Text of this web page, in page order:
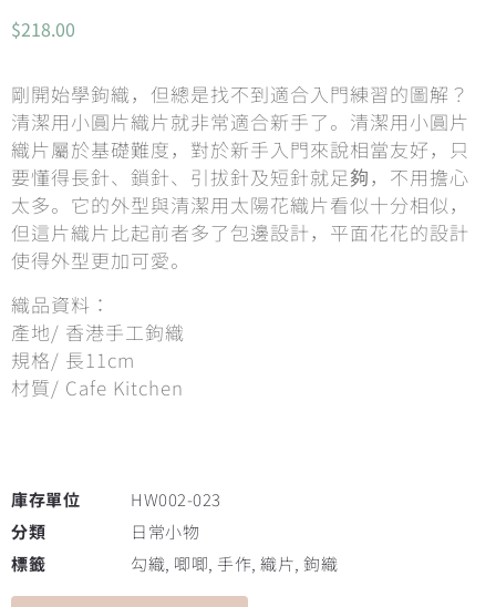
$218.00
剛開始學鉤織，但總是找不到適合入門練習的圖解？
清潔用小圓片織片就非常適合新手了。清潔用小圓片
織片屬於基礎難度，對於新手入門來說相當友好，只
要懂得長針、鎖針、引拔針及短針就足夠，不用擔心
太多。它的外型與清潔用太陽花織片看似十分相似，
但這片織片比起前者多了包邊設計，平面花花的設計
使得外型更加可愛。
織品資料：
產地/ 香港手工鉤織
規格/ 長11cm
材質/ Cafe Kitchen
庫存單位
HW002-023
分類
日常小物
標籤
勾織, 唧唧, 手作, 織片, 鉤織